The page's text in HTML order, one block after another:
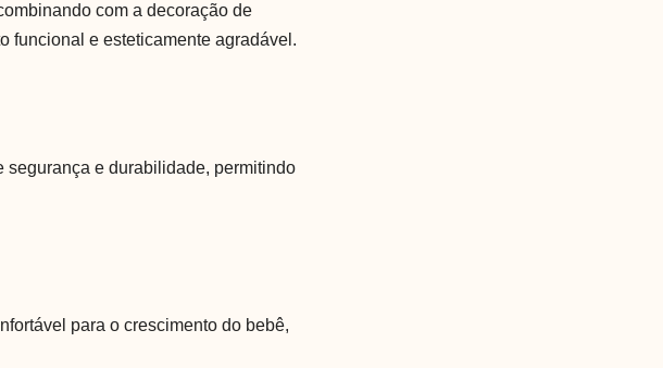
com a decoração de
funcional e esteticamente agradável.
segurança e durabilidade, permitindo
para o crescimento do bebê,